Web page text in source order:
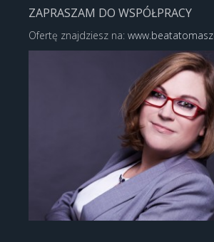
ZAPRASZAM DO WSPÓŁPRACY
Ofertę znajdziesz na: